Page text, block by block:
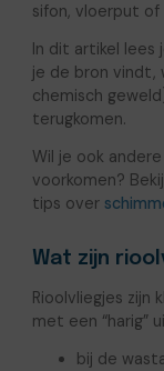
sifon, vloerput
In dit artikel lees
je de bron vindt,
chemisch
terugkomen.
Wil je ook
voorkomen?
tips over
Wat zijn
Rioolvliegjes zijn
met een “harig”
bij de